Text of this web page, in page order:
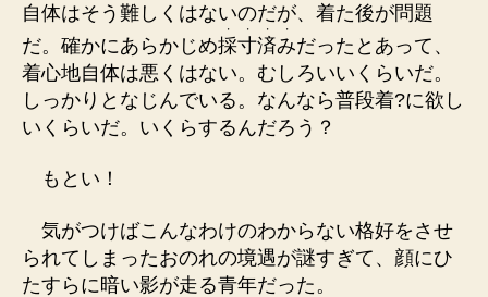
自体はそう難しくはないのだが、着た後が問題
だ。確かにあらかじめ採
・
寸
・
済
・
み
・
だったとあって、
着心地自体は悪くはない。むしろいいくらいだ。
しっかりとなじんでいる。なんなら普段着?に欲し
いくらいだ。いくらするんだろう？
もとい！
気がつけばこんなわけのわからない格好をさせ
られてしまったおのれの境遇が謎すぎて、顔にひ
たすらに暗い影が走る青年だった。